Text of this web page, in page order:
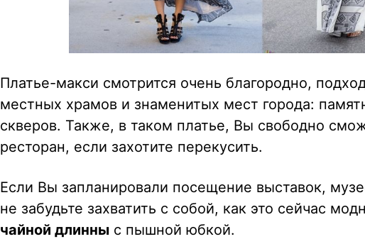
Платье-макси смотрится очень благородно,
местных храмов и знаменитых мест города:
скверов. Также, в таком платье, Вы свободно
ресторан, если захотите перекусить.
Если Вы запланировали посещение выставок,
не забудьте захватить с собой, как это сейчас
чайной длинны с пышной юбкой.